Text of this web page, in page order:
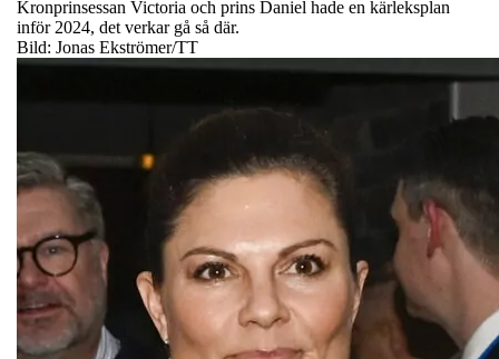
Kronprinsessan Victoria och prins Daniel hade en kärleksplan
inför 2024, det verkar gå så där.
Bild: Jonas Ekströmer/TT